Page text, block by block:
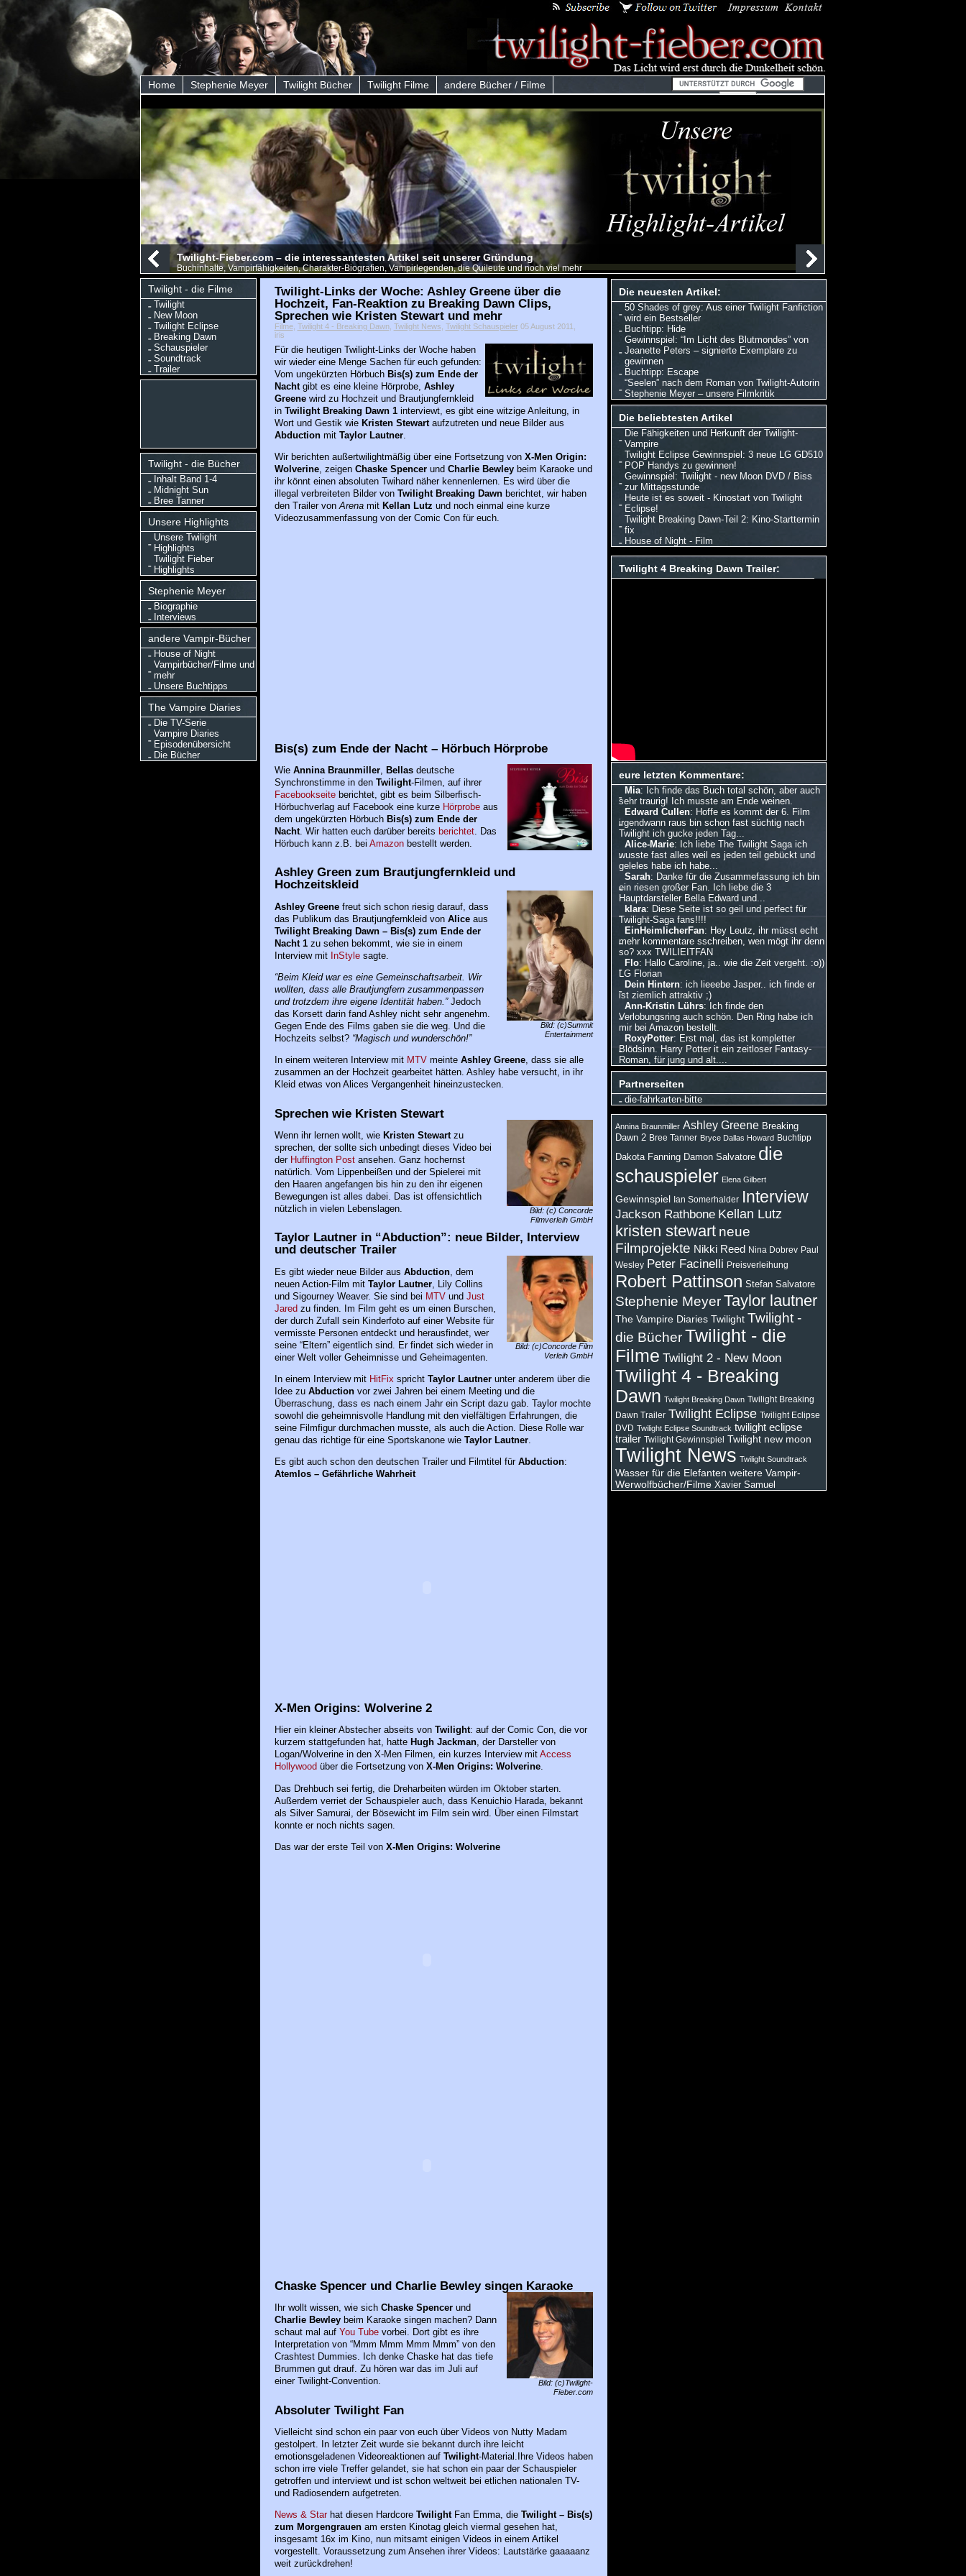
Home Stephenie Meyer Twilight Bücher Twilight Filme andere Bücher / Filme
Twilight-Fieber.com – die interessantesten Artikel seit unserer Gründung
Buchinhalte, Vampirfähigkeiten, Charakter-Biografien, Vampirlegenden, die Quileute und noch viel mehr
Twilight - die Filme
Twilight
New Moon
Twilight Eclipse
Breaking Dawn
Schauspieler
Soundtrack
Trailer
Twilight - die Bücher
Inhalt Band 1-4
Midnight Sun
Bree Tanner
Unsere Highlights
Unsere Twilight
Highlights
Twilight Fieber
Highlights
Stephenie Meyer
Biographie
Interviews
andere Vampir-Bücher
House of Night
Vampirbücher/Filme und
mehr
Unsere Buchtipps
The Vampire Diaries
Die TV-Serie
Vampire Diaries
Episodenübersicht
Die Bücher
Twilight-Links der Woche: Ashley Greene über die
Hochzeit, Fan-Reaktion zu Breaking Dawn Clips,
Sprechen wie Kristen Stewart und mehr
Filme, Twilight 4 - Breaking Dawn, Twilight News Twilight Schauspieler05 August 2011,
iris
Für die heutigen Twilight-Links der Woche haben
wir wieder eine Menge Sachen für euch gefunden:
Vom ungekürzten Hörbuch Bis(s) zum Ende der
Nachtgibt es eine kleine Hörprobe, Ashley
Greenewird zu Hochzeit und Brautjungfernkleid
in Twilight Breaking Dawn 1interviewt, es gibt eine witzige Anleitung, in
Wort und Gestik wie Kristen Stewartaufzutreten und neue Bilder aus
Abduction mit Taylor Lautner.
Wir berichten außertwilightmäßig über eine Fortsetzung von X-Men Origin:
Wolverine, zeigen Chaske Spencerund Charlie Bewleybeim Karaoke und
ihr könnt einen absoluten Twihard näher kennenlernen. Es wird über die
illegal verbreiteten Bilder von Twilight Breaking Dawnberichtet, wir haben
den Trailer vonArena mit Kellan Lutz und noch einmal eine kurze
Videozusammenfassung von der Comic Con für euch.
Bis(s) zum Ende der Nacht – Hörbuch Hörprobe
Wie Annina Braunmiller, Bellas deutsche
Synchronstimme in den Twilight-Filmen, auf ihrer
Facebookseiteberichtet, gibt es beim Silberfisch-
Hörbuchverlag auf Facebook eine kurze Hörprobeaus
dem ungekürzten Hörbuch Bis(s) zum Ende der
Nacht. Wir hatten euch darüber bereits berichtet. Das
Hörbuch kann z.B. bei Amazonbestellt werden.
Ashley Green zum Brautjungfernkleid und
Hochzeitskleid
Bild: (c)Summit
Entertainment
Ashley Greenefreut sich schon riesig darauf, dass
das Publikum das Brautjungfernkleid von Alice aus
Twilight Breaking Dawn – Bis(s) zum Ende der
Nacht 1zu sehen bekommt, wie sie in einem
Interview mit InStylesagte.
“Beim Kleid war es eine Gemeinschaftsarbeit. Wir
wollten, dass alle Brautjungfern zusammenpassen
und trotzdem ihre eigene Identität haben.”Jedoch
das Korsett darin fand Ashley nicht sehr angenehm.
Gegen Ende des Films gaben sie die weg. Und die
Hochzeits selbst? “Magisch und wunderschön!”
In einem weiteren Interview mit MTVmeinteAshley Greene, dass sie alle
zusammen an der Hochzeit gearbeitet hätten. Ashley habe versucht, in ihr
Kleid etwas von Alices Vergangenheit hineinzustecken.
Sprechen wie Kristen Stewart
Bild: (c) Concorde
Filmverleih GmbH
Wenn ihr lernen wollt, wie Kristen Stewartzu
sprechen, der sollte sich unbedingt dieses Video bei
der Huffington Postansehen. Ganz hochernst
natürlich. Vom Lippenbeißen und der Spielerei mit
den Haaren angefangen bis hin zu den ihr eigenen
Bewegungen ist alles dabei. Das ist offensichtlich
nützlich in vielen Lebenslagen.
Taylor Lautner in “Abduction”: neue Bilder, Interview
und deutscher Trailer
Bild: (c)Concorde Film
Verleih GmbH
Es gibt wieder neue Bilder aus Abduction, dem
neuen Action-Film mit Taylor Lautner, Lily Collins
und Sigourney Weaver. Sie sind bei MTVund Just
Jaredzu finden. Im Film geht es um einen Burschen,
der durch Zufall sein Kinderfoto auf einer Website für
vermisste Personen entdeckt und herausfindet, wer
seine “Eltern” eigentlich sind. Er findet sich wieder in
einer Welt voller Geheimnisse und Geheimagenten.
In einem Interview mit HitFix spricht Taylor Lautnerunter anderem über die
Idee zu Abduction vor zwei Jahren bei einem Meeting und die
Überraschung, dass es nach einem Jahr ein Script dazu gab. Taylor mochte
sowohl die geheimnisvolle Handlung mit den vielfältigen Erfahrungen, die
seine Filmfigur durchmachen musste, als auch die Action. Diese Rolle war
genau das richtige für eine Sportskanone wie Taylor Lautner.
Es gibt auch schon den deutschen Trailer und Filmtitel für Abduction:
Atemlos – Gefährliche Wahrheit
X-Men Origins: Wolverine 2
Hier ein kleiner Abstecher abseits von Twilight: auf der Comic Con, die vor
kurzem stattgefunden hat, hatte Hugh Jackman, der Darsteller von
Logan/Wolverine in den X-Men Filmen, ein kurzes Interview mit Access
Hollywood über die Fortsetzung von X-Men Origins: Wolverine.
Das Drehbuch sei fertig, die Dreharbeiten würden im Oktober starten.
Außerdem verriet der Schauspieler auch, dass Kenuichio Harada, bekannt
als Silver Samurai, der Bösewicht im Film sein wird. Über einen Filmstart
konnte er noch nichts sagen.
Das war der erste Teil von X-Men Origins: Wolverine
Chaske Spencer und Charlie Bewley singen Karaoke
Bild: (c)Twilight-
Fieber.com
Ihr wollt wissen, wie sich Chaske Spencerund
Charlie Bewleybeim Karaoke singen machen? Dann
schaut mal auf You Tubevorbei. Dort gibt es ihre
Interpretation von “Mmm Mmm Mmm Mmm” von den
Crashtest Dummies. Ich denke Chaske hat das tiefe
Brummen gut drauf. Zu hören war das im Juli auf
einer Twilight-Convention.
Absoluter Twilight Fan
Vielleicht sind schon ein paar von euch über Videos von Nutty Madam
gestolpert. In letzter Zeit wurde sie bekannt durch ihre leicht
emotionsgeladenen Videoreaktionen auf Twilight-Material.Ihre Videos haben
schon irre viele Treffer gelandet, sie hat schon ein paar der Schauspieler
getroffen und interviewt und ist schon weltweit bei etlichen nationalen TV-
und Radiosendern aufgetreten.
News & Starhat diesen Hardcore Twilight Fan Emma, die Twilight – Bis(s)
zum Morgengrauen am ersten Kinotag gleich viermal gesehen hat,
insgesamt 16x im Kino, nun mitsamt einigen Videos in einem Artikel
vorgestellt. Voraussetzung zum Ansehen ihrer Videos: Lautstärke gaaaaanz
weit zurückdrehen!
Die neuesten Artikel:
50 Shades of grey: Aus einer Twilight Fanfiction
wird ein Bestseller
Buchtipp: Hide
Gewinnspiel: “Im Licht des Blutmondes” von
Jeanette Peters – signierte Exemplare zu
gewinnen
Buchtipp: Escape
“Seelen” nach dem Roman von Twilight-Autorin
Stephenie Meyer – unsere Filmkritik
Die beliebtesten Artikel
Die Fähigkeiten und Herkunft der Twilight-
Vampire
Twilight Eclipse Gewinnspiel: 3 neue LG GD510
POP Handys zu gewinnen!
Gewinnspiel: Twilight - new Moon DVD / Biss
zur Mittagsstunde
Heute ist es soweit - Kinostart von Twilight
Eclipse!
Twilight Breaking Dawn-Teil 2: Kino-Starttermin
fix
House of Night - Film
Twilight 4 Breaking Dawn Trailer:
eure letzten Kommentare:
Mia: Ich finde das Buch total schön, aber auch
sehr traurig! Ich musste am Ende weinen.
Edward Cullen: Hoffe es kommt der 6. Film
irgendwann raus bin schon fast süchtig nach
Twilight ich gucke jeden Tag...
Alice-Marie: Ich liebe The Twilight Saga ich
wusste fast alles weil es jeden teil gebückt und
geleles habe ich habe...
Sarah: Danke für die Zusammefassung ich bin
ein riesen großer Fan. Ich liebe die 3
Hauptdarsteller Bella Edward und...
klara: Diese Seite ist so geil und perfect für
Twilight-Saga fans!!!!
EinHeimlicherFan: Hey Leutz, ihr müsst echt
mehr kommentare sschreiben, wen mögt ihr denn
so? xxx TWILIEITFAN
Flo: Hallo Caroline, ja.. wie die Zeit vergeht. :o))
LG Florian
Dein Hintern: ich lieeebe Jasper.. ich finde er
ist ziemlich attraktiv ;)
Ann-Kristin Lührs: Ich finde den
Verlobungsring auch schön. Den Ring habe ich
mir bei Amazon bestellt.
RoxyPotter: Erst mal, das ist kompletter
Blödsinn. Harry Potter it ein zeitloser Fantasy-
Roman, für jung und alt....
Partnerseiten
die-fahrkarten-bitte
Annina Braunmiller Ashley Greene Breaking
Dawn 2 Bree Tanner Bryce Dallas Howard Buchtipp
Dakota Fanning Damon Salvatore die
schauspieler Elena Gilbert
Gewinnspiel Ian Somerhalder Interview
Jackson Rathbone Kellan Lutz
kristen stewart neue
Filmprojekte Nikki Reed Nina Dobrev Paul
Wesley Peter Facinelli Preisverleihung
Robert Pattinson Stefan Salvatore
Stephenie Meyer Taylor lautner
The Vampire Diaries Twilight Twilight -
die Bücher Twilight - die
Filme Twilight 2 - New Moon
Twilight 4 - Breaking
Dawn Twilight Breaking Dawn Twilight Breaking
Dawn Trailer Twilight Eclipse Twilight Eclipse
DVD Twilight Eclipse Soundtrack twilight eclipse
trailer Twilight Gewinnspiel Twilight new moon
Twilight News Twilight Soundtrack
Wasser für die Elefanten weitere Vampir-
Werwolfbücher/Filme Xavier Samuel